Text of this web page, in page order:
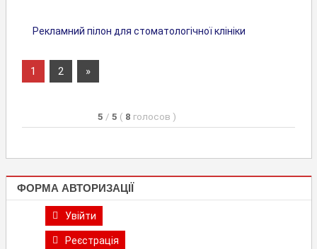
Рекламний пілон для стоматологічної клініки
Навігація
1 2
Next
»
5 / 5 ( 8 голосов )
ФОРМА АВТОРИЗАЦІЇ
Увійти
Реєстрація